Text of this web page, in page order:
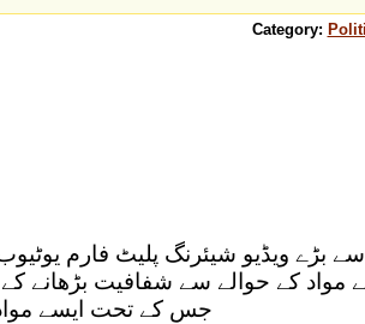
Category:
بڑے ویڈیو شیئرنگ پلیٹ فارم
مواد کے حوالے سے شفافیت بڑھانے
جس کے تحت ایسے